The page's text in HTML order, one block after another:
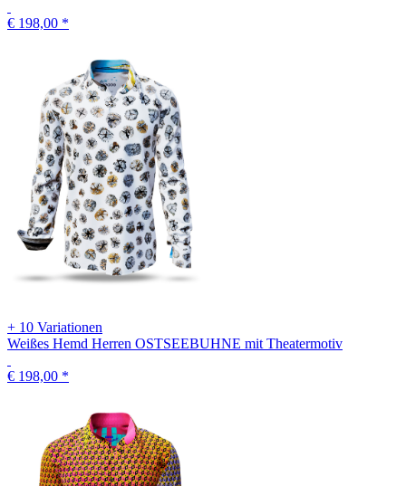
€ 198,00 *
+ 10 Variationen
Weißes Hemd Herren OSTSEEBUHNE mit Theatermotiv
€ 198,00 *